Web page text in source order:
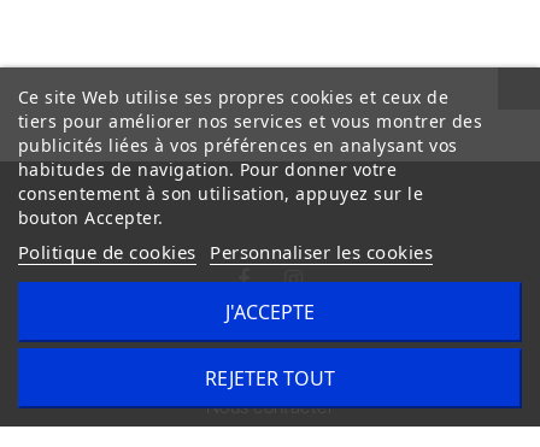
Conditions Générales de Vente
Nous contacter
Ce site Web utilise ses propres cookies et ceux de
tiers pour améliorer nos services et vous montrer des
publicités liées à vos préférences en analysant vos
habitudes de navigation. Pour donner votre
consentement à son utilisation, appuyez sur le
bouton Accepter.
Politique de cookies Personnaliser les cookies
REJETER TOUT
J'ACCEPTE